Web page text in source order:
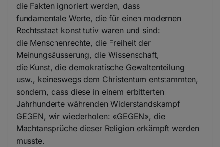
die Fakten ignoriert werden, dass
fundamentale Werte, die für einen modernen
Rechtsstaat konstitutiv waren und sind:
die Menschenrechte, die Freiheit der
Meinungsäusserung, die Wissenschaft,
die Kunst, die demokratische Gewaltenteilung
usw., keineswegs dem Christentum entstammten,
sondern, dass diese in einem erbitterten,
Jahrhunderte währenden Widerstandskampf
GEGEN, wir wiederholen: «GEGEN», die
Machtansprüche dieser Religion erkämpft werden
musste.